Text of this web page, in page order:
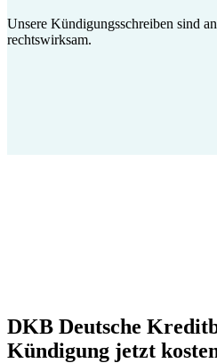
Unsere Kündigungsschreiben sind
rechtswirksam.
DKB Deutsche
Kündigung jetzt